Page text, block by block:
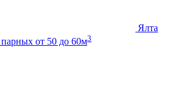
Ялта
от 50 до 60м3